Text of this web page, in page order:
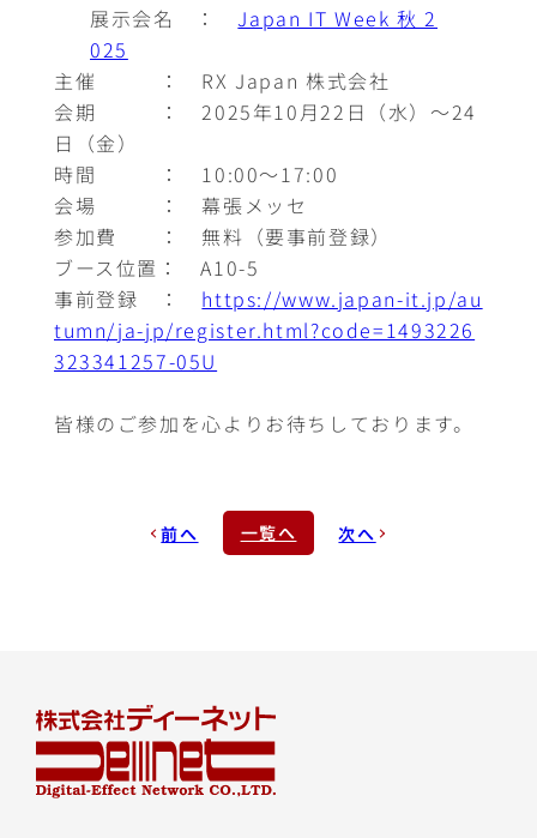
展示会名 ：Japan IT Week 秋 2
025
主催 ： RX Japan 株式会社
会期 ： 2025年10月22日（水）～24
日（金）
時間 ： 10:00～17:00
会場 ： 幕張メッセ
参加費 ： 無料（要事前登録）
ブース位置： A10-5
事前登録 ： https://www.japan-it.jp/au
tumn/ja-jp/register.html?code=1493226
323341257-05U
皆様のご参加を心よりお待ちしております。
前へ 一覧へ 次へ